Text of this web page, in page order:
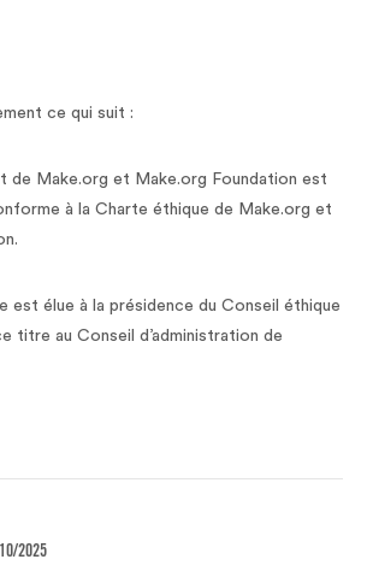
ce qui suit :
de Make.org et Make.org Foundation est
à la Charte éthique de Make.org et
est élue à la présidence du Conseil éthique
titre au Conseil d’administration de
2025